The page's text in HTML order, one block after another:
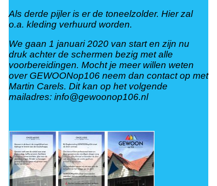
Als derde pijler is er de toneelzolder. Hier zal
o.a. kleding verhuurd worden.
We gaan 1 januari 2020 van start en zijn nu
druk achter de schermen bezig met alle
voorbereidingen. Mocht je meer willen weten
over GEWOONop106 neem dan contact op met
Martin Carels. Dit kan op het volgende
mailadres: info@gewoonop106.nl